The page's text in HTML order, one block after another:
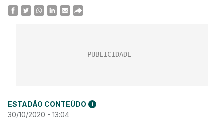
ESTADÃO CONTEÚDO i
30/10/2020 - 13:04